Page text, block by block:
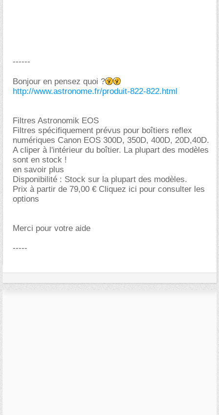
------
Bonjour en pensez quoi ?
http://www.astronome.fr/produit-822-822.html
Filtres Astronomik EOS
Filtres spécifiquement prévus pour boîtiers reflex
numériques Canon EOS 300D, 350D, 400D, 20D,40D.
A cliper à l'intérieur du boîtier. La plupart des modèles
sont en stock !
en savoir plus
Disponibilité : Stock sur la plupart des modèles.
Prix à partir de 79,00 € Cliquez ici pour consulter les
options
Merci pour votre aide
-----